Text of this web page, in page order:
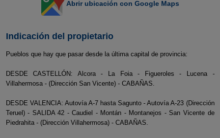
Abrir ubicación con Google Maps
Indicación del propietario
Pueblos que hay que pasar desde la última capital de provincia:
DESDE CASTELLÓN: Alcora - La Foia - Figueroles - Lucena -
Villahermosa - (Dirección San Vicente) - CABAÑAS.
DESDE VALENCIA: Autovía A-7 hasta Sagunto - Autovía A-23 (Dirección
Teruel) - SALIDA 42 - Caudiel - Montán - Montanejos - San Vicente de
Piedrahita - (Dirección Villahermosa) - CABAÑAS.